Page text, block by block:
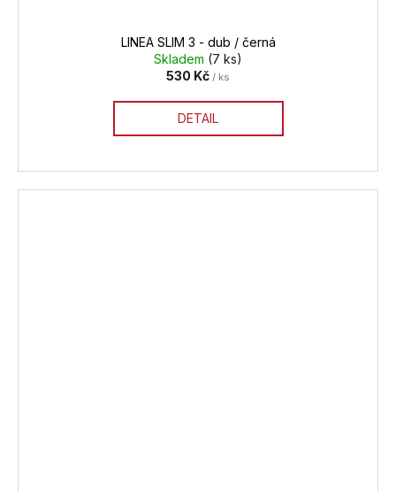
LINEA SLIM 3 - dub / černá
Skladem (7 ks)
530 Kč / ks
DETAIL